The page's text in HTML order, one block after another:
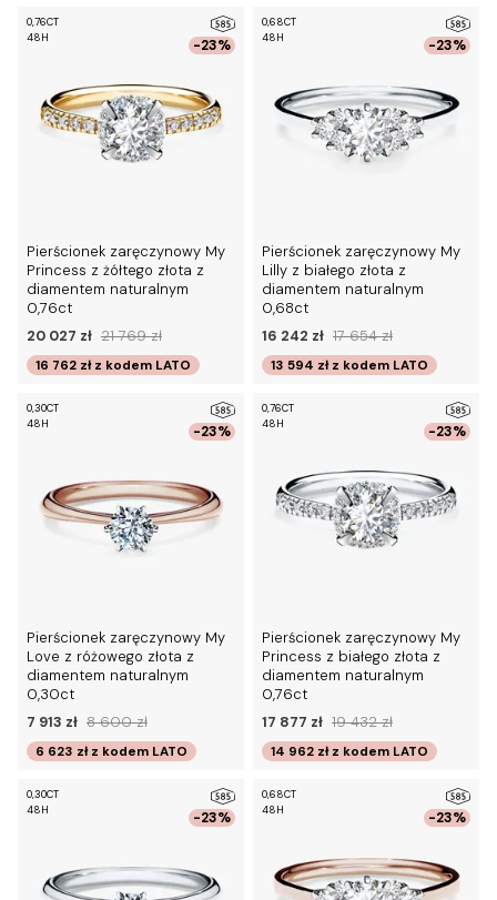
-23%
0,76CT
48H
Pierścionek zaręczynowy My
Princess z żółtego złota z
diamentem naturalnym
0,76ct
20 027 zł 21 769 zł
16 762 zł z kodem LATO
-23%
0,68CT
48H
Pierścionek zaręczynowy My
Lilly z białego złota z
diamentem naturalnym
0,68ct
16 242 zł 17 654 zł
13 594 zł z kodem LATO
-23%
0,30CT
48H
Pierścionek zaręczynowy My
Love z różowego złota z
diamentem naturalnym
0,30ct
7 913 zł 8 600 zł
6 623 zł z kodem LATO
-23%
0,76CT
48H
Pierścionek zaręczynowy My
Princess z białego złota z
diamentem naturalnym
0,76ct
17 877 zł 19 432 zł
14 962 zł z kodem LATO
-23%
0,30CT
48H
-23%
0,68CT
48H